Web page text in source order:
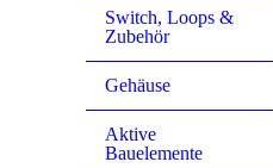
Switch, Loops &
Zubehör
Gehäuse
Aktive
Bauelemente